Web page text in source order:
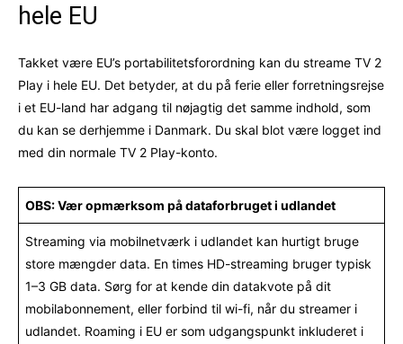
hele EU
Takket være EU’s portabilitetsforordning kan du streame TV 2
Play i hele EU. Det betyder, at du på ferie eller forretningsrejse
i et EU-land har adgang til nøjagtig det samme indhold, som
du kan se derhjemme i Danmark. Du skal blot være logget ind
med din normale TV 2 Play-konto.
OBS: Vær opmærksom på dataforbruget i udlandet
Streaming via mobilnetværk i udlandet kan hurtigt bruge
store mængder data. En times HD-streaming bruger typisk
1–3 GB data. Sørg for at kende din datakvote på dit
mobilabonnement, eller forbind til wi-fi, når du streamer i
udlandet. Roaming i EU er som udgangspunkt inkluderet i